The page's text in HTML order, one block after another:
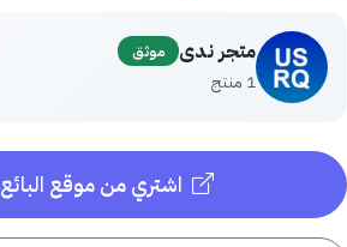
متجر ندى موثق
1 منتج
اشتري من موقع البائع